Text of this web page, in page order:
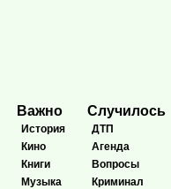
Важно
История
Кино
Книги
Музыка
Случилось
ДТП
Агенда
Вопросы
Криминал